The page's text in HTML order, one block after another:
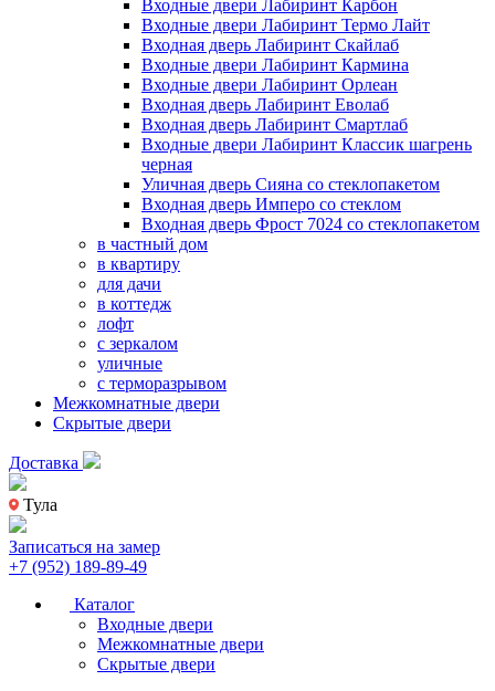
Входные двери Лабиринт Карбон
Входные двери Лабиринт Термо Лайт
Входная дверь Лабиринт Скайлаб
Входные двери Лабиринт Кармина
Входные двери Лабиринт Орлеан
Входная дверь Лабиринт Еволаб
Входная дверь Лабиринт Смартлаб
Входные двери Лабиринт Классик шагрень
черная
Уличная дверь Сияна со стеклопакетом
Входная дверь Имперо со стеклом
Входная дверь Фрост 7024 со стеклопакетом
в частный дом
в квартиру
для дачи
в коттедж
лофт
с зеркалом
уличные
с терморазрывом
Межкомнатные двери
Скрытые двери
Доставка
Тула
Записаться на замер
+7 (952) 189-89-49
Каталог
Входные двери
Межкомнатные двери
Скрытые двери